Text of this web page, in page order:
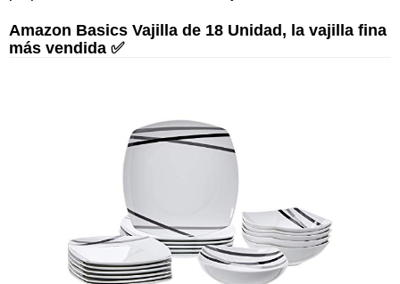
Amazon Basics Vajilla de 18 Unidad, la vajilla fina
más vendida ✅